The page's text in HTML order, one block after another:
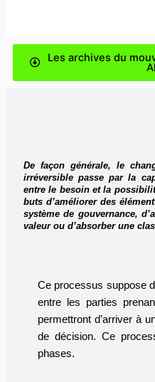
Les archives du
De façon générale, le
irréversible passe par la
entre le besoin et la
buts d’améliorer des
système de gouvernance,
valeur ou d’absorber une
Ce processus suppose
entre les parties
permettront d’arriver à
de décision. Ce
phases.